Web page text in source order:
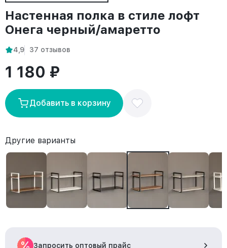
Настенная полка в стиле лофт
Онега черный/амаретто
4,9 37 отзывов
1 180 ₽
Добавить в корзину
Другие варианты
Запросить оптовый прайс